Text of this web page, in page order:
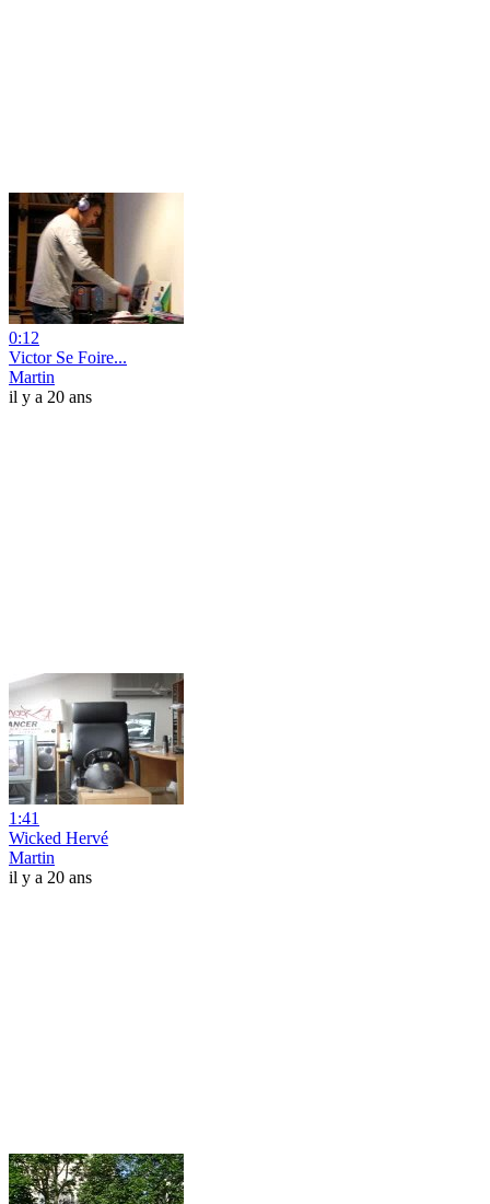
0:12
Victor Se Foire...
Martin
il y a 20 ans
1:41
Wicked Hervé
Martin
il y a 20 ans